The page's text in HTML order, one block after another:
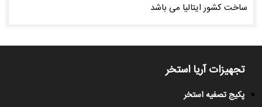
ساخت کشور ایتالیا می باشد
تجهیزات آریا استخر
پکیج تصفیه استخر